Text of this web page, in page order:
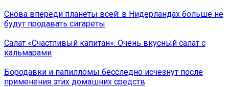
Снова впереди планеты всей: в Нидерландах больше не
будут продавать сигареты
Салат «Счастливый капитан». Очень вкусный салат с
кальмарами
Бородавки и папилломы бесследно исчезнут после
применения этих домашних средств